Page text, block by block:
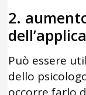
2.
Può essere
dello